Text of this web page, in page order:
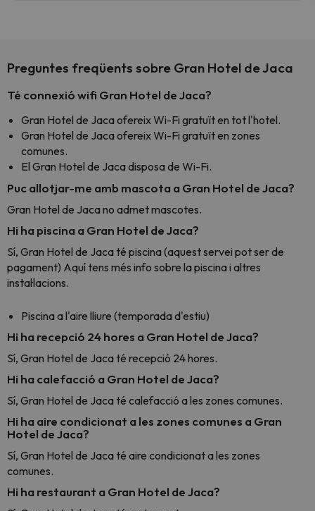
Preguntes freqüents sobre Gran Hotel de Jaca
Té connexió wifi Gran Hotel de Jaca?
Gran Hotel de Jaca ofereix Wi-Fi gratuït en tot l'hotel.
Gran Hotel de Jaca ofereix Wi-Fi gratuït en zones
comunes.
El Gran Hotel de Jaca disposa de Wi-Fi.
Puc allotjar-me amb mascota a Gran Hotel de Jaca?
Gran Hotel de Jaca no admet mascotes.
Hi ha piscina a Gran Hotel de Jaca?
Sí, Gran Hotel de Jaca té piscina (aquest servei pot ser de
pagament) Aquí tens més info sobre la piscina i altres
instal·lacions.
Piscina a l'aire lliure (temporada d'estiu)
Hi ha recepció 24 hores a Gran Hotel de Jaca?
Sí, Gran Hotel de Jaca té recepció 24 hores.
Hi ha calefacció a Gran Hotel de Jaca?
Sí, Gran Hotel de Jaca té calefacció a les zones comunes.
Hi ha aire condicionat a les zones comunes a Gran
Hotel de Jaca?
Sí, Gran Hotel de Jaca té aire condicionat a les zones
comunes.
Hi ha restaurant a Gran Hotel de Jaca?